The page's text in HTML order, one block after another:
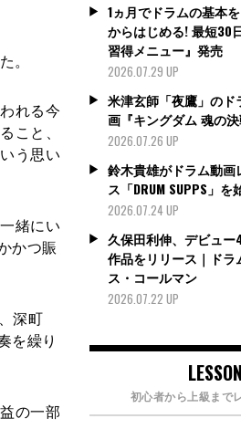
。
れる今
こと、
う思い
緒にい
かつ賑
深町
を繰り
の一部
1ヵ月でドラムの基本
からはじめる! 最短30
習得メニュー』発売
2026.07.29 UP
米津玄師「夜鷹」のド
画『キングダム 魂の
2026.07.26 UP
鈴木貴雄がドラム動画
ス「DRUM SUPPS」を
2026.07.24 UP
久保田利伸、デビュ
作品をリリース｜ドラ
ス・コールマン
2026.07.22 UP
LESSON
初心者から上級まで